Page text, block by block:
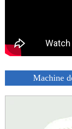
Machine